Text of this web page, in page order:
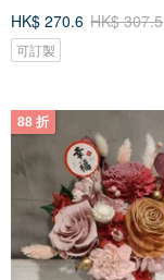
HK$ 270.6 HK$ 307.5
可訂製
88 折